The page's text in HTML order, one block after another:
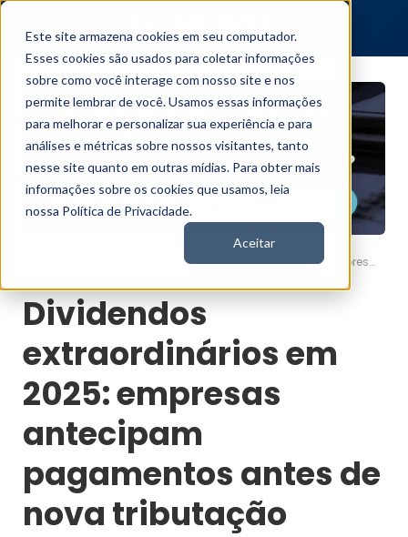
Este site armazena cookies em seu computador.
Esses cookies são usados para coletar informações
sobre como você interage com nosso site e nos
permite lembrar de você. Usamos essas informações
para melhorar e personalizar sua experiência e para
análises e métricas sobre nossos visitantes, tanto
nesse site quanto em outras mídias. Para obter mais
informações sobre os cookies que usamos, leia
nossa Política de Privacidade.
Aceitar
Dividendos extraordinários em 2025: empresas antecipam pagamentos antes de nova tributação
Dividendos
extraordinários em
2025: empresas
antecipam
pagamentos antes de
nova tributação